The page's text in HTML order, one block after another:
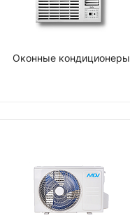
Оконные кондиционеры